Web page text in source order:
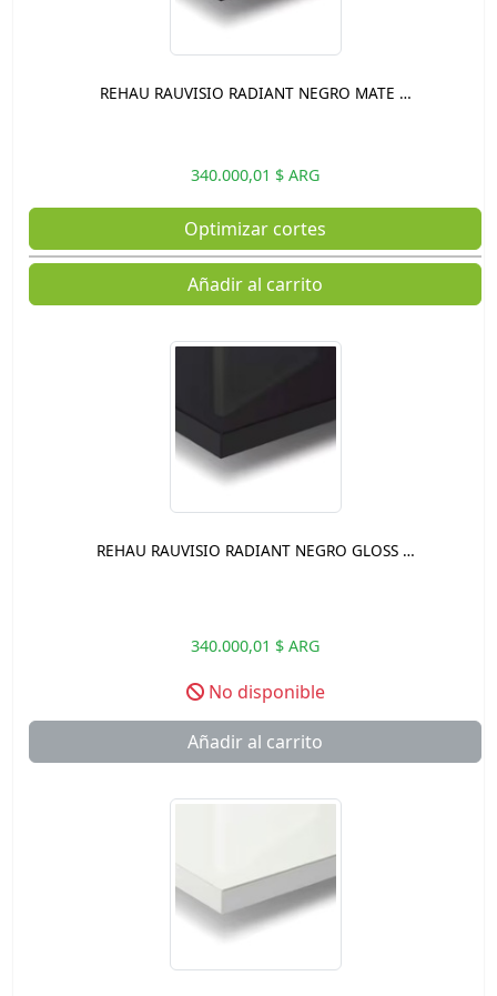
REHAU RAUVISIO RADIANT NEGRO MATE …
340.000,01 $ ARG
Optimizar cortes
Añadir al carrito
REHAU RAUVISIO RADIANT NEGRO GLOSS …
340.000,01 $ ARG
No disponible
Añadir al carrito